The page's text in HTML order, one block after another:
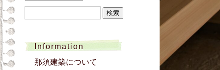
ー
索:
Information
那須建築について